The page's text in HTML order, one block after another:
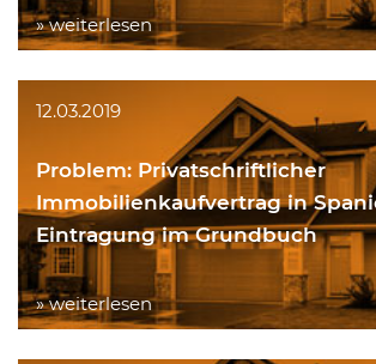
» weiterlesen
12.03.2019
Problem: Privatschriftlicher
Immobilienkaufvertrag in
Eintragung im Grundbuch
» weiterlesen